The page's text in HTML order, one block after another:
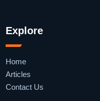
Explore
Home
Articles
Contact Us